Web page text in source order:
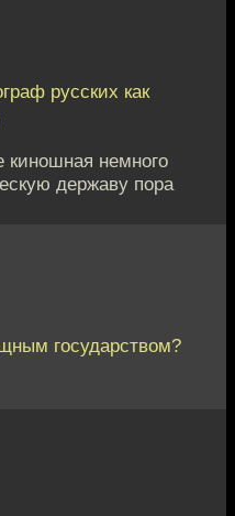
русских как
киношная немного
державу пора
государством?